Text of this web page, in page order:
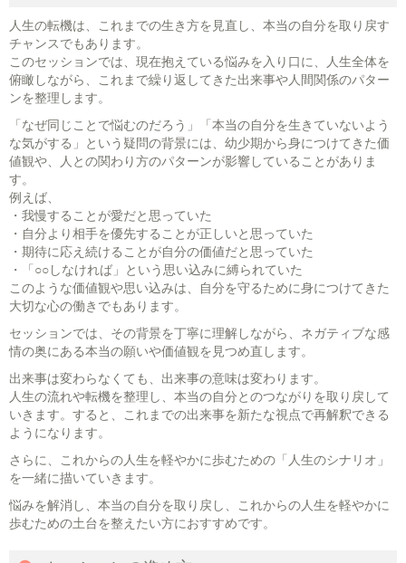
人生の転機は、これまでの生き方を見直し、本当の自分を取り戻す
チャンスでもあります。
このセッションでは、現在抱えている悩みを入り口に、人生全体を
俯瞰しながら、これまで繰り返してきた出来事や人間関係のパター
ンを整理します。
「なぜ同じことで悩むのだろう」「本当の自分を生きていないよう
な気がする」という疑問の背景には、幼少期から身につけてきた価
値観や、人との関わり方のパターンが影響していることがありま
す。
例えば、
・我慢することが愛だと思っていた
・自分より相手を優先することが正しいと思っていた
・期待に応え続けることが自分の価値だと思っていた
・「○○しなければ」という思い込みに縛られていた
このような価値観や思い込みは、自分を守るために身につけてきた
大切な心の働きでもあります。
セッションでは、その背景を丁寧に理解しながら、ネガティブな感
情の奥にある本当の願いや価値観を見つめ直します。
出来事は変わらなくても、出来事の意味は変わります。
人生の流れや転機を整理し、本当の自分とのつながりを取り戻して
いきます。すると、これまでの出来事を新たな視点で再解釈できる
ようになります。
さらに、これからの人生を軽やかに歩むための「人生のシナリオ」
を一緒に描いていきます。
悩みを解消し、本当の自分を取り戻し、これからの人生を軽やかに
歩むための土台を整えたい方におすすめです。